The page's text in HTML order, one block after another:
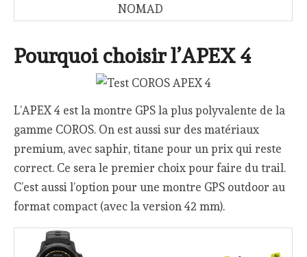
NOMAD
Pourquoi choisir l’APEX 4
L’APEX 4 est la montre GPS la plus polyvalente de la
gamme COROS. On est aussi sur des matériaux
premium, avec saphir, titane pour un prix qui reste
correct. Ce sera le premier choix pour faire du trail.
C’est aussi l’option pour une montre GPS outdoor au
format compact (avec la version 42 mm).